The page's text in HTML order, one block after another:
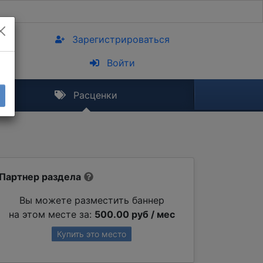
Зарегистрироваться
Войти
Расценки
Партнер раздела
Вы можете разместить баннер
на этом месте за: 500.00 руб / мес
Купить это место